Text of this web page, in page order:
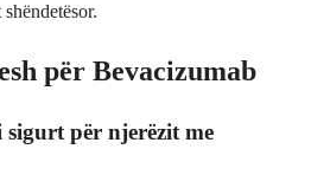
për Bevacizumab
sigurt për njerëzit me